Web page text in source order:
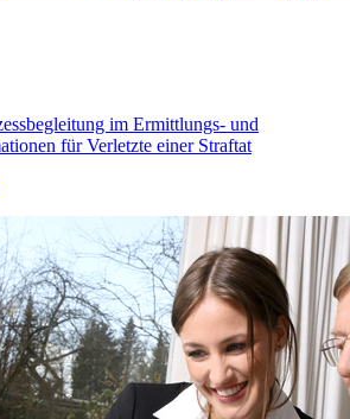
im Ermittlungs- und
für Verletzte einer Straftat